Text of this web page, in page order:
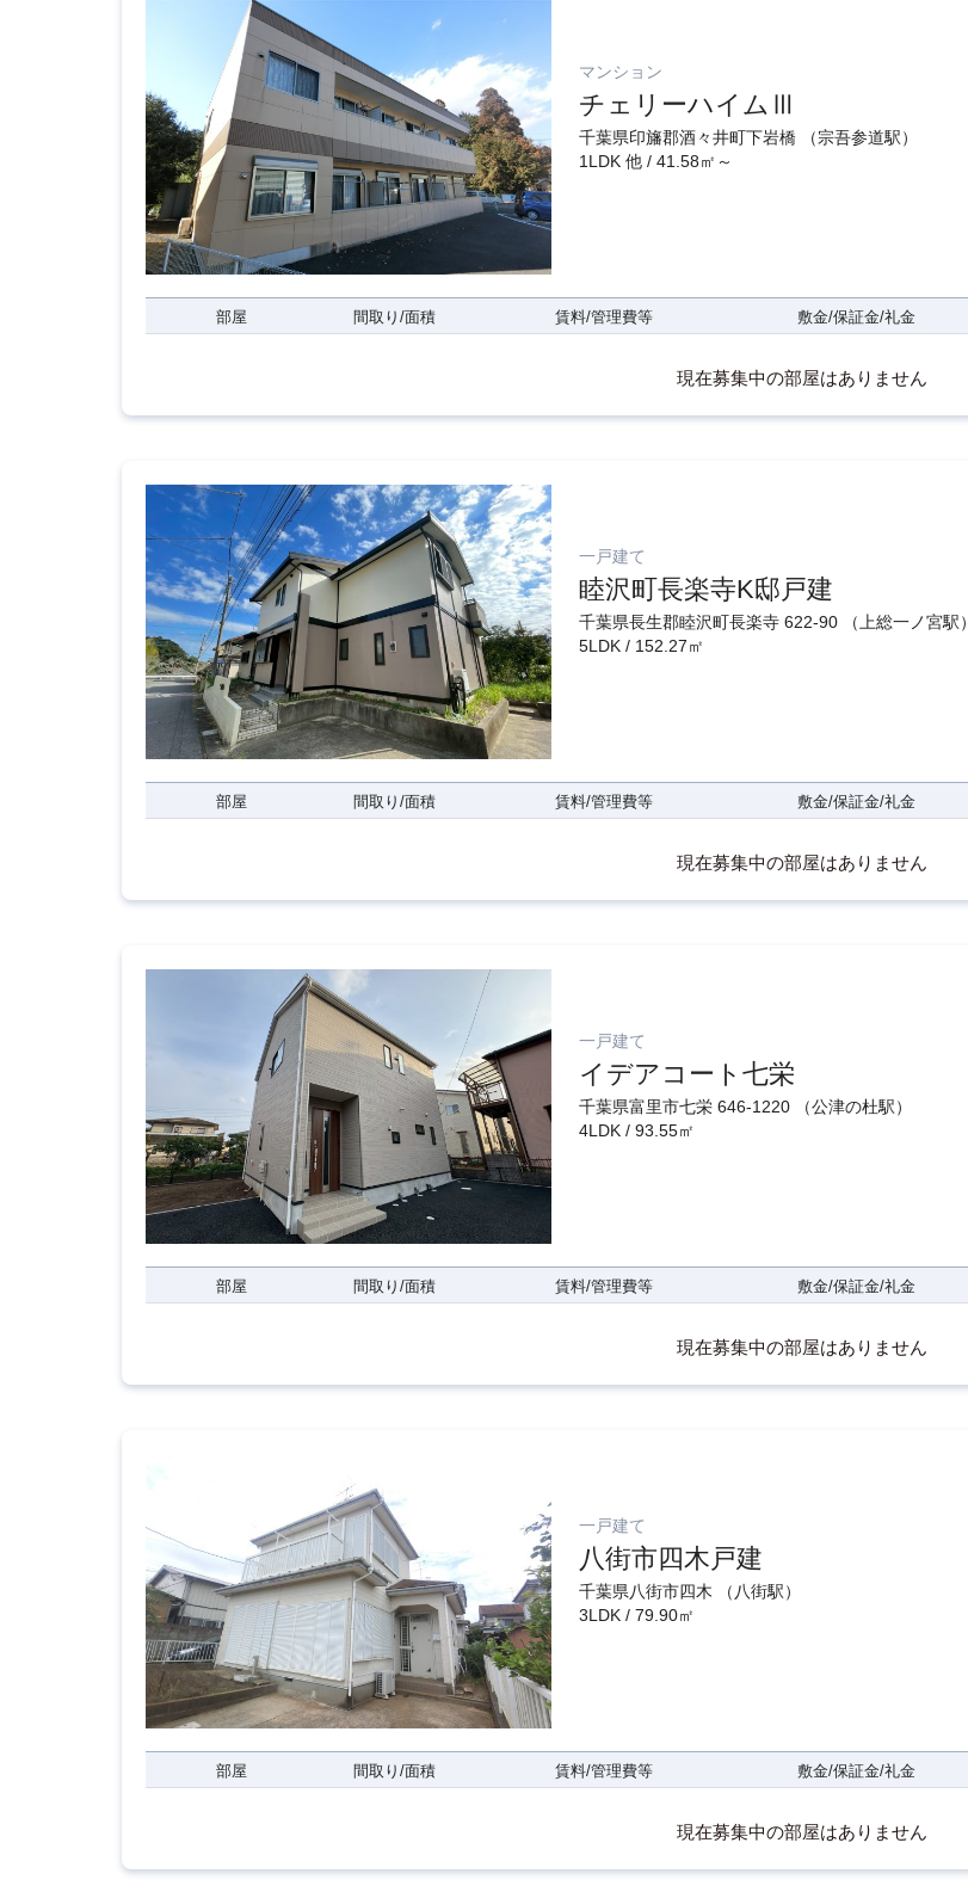
マンション
チェリーハイムⅢ
千葉県印旛郡酒々井町下岩橋 （宗吾参道駅）
1LDK 他 / 41.58㎡～
部屋 間取り/面積 賃料/管理費等 敷金/保証金/礼金
現在募集中の部屋はありません
一戸建て
睦沢町長楽寺K邸戸建
千葉県長生郡睦沢町長楽寺 622-90 （上総一ノ宮駅）
5LDK / 152.27㎡
部屋 間取り/面積 賃料/管理費等 敷金/保証金/礼金
現在募集中の部屋はありません
一戸建て
イデアコート七栄
千葉県富里市七栄 646-1220 （公津の杜駅）
4LDK / 93.55㎡
部屋 間取り/面積 賃料/管理費等 敷金/保証金/礼金
現在募集中の部屋はありません
一戸建て
八街市四木戸建
千葉県八街市四木 （八街駅）
3LDK / 79.90㎡
部屋 間取り/面積 賃料/管理費等 敷金/保証金/礼金
現在募集中の部屋はありません